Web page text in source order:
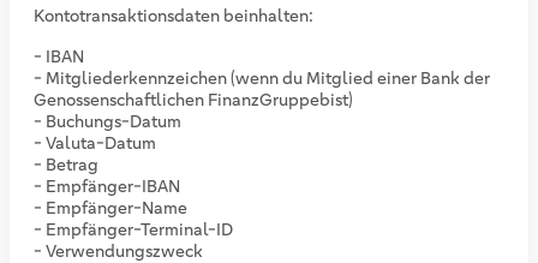
Kontotransaktionsdaten beinhalten:
- IBAN
- Mitgliederkennzeichen (wenn du Mitglied einer Bank der
Genossenschaftlichen FinanzGruppebist)
- Buchungs-Datum
- Valuta-Datum
- Betrag
- Empfänger-IBAN
- Empfänger-Name
- Empfänger-Terminal-ID
- Verwendungszweck